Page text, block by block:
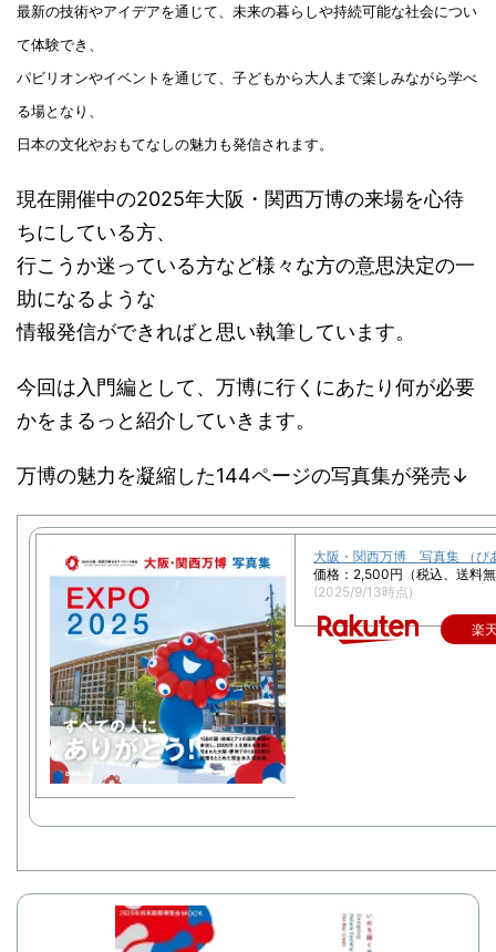
最新の技術やアイデアを通じて、未来の暮らしや持続可能な社会につい
て体験でき、
パビリオンやイベントを通じて、子どもから大人まで楽しみながら学べ
る場となり、
日本の文化やおもてなしの魅力も発信されます。
現在開催中の2025年大阪・関西万博の来場を心待
ちにしている方、
行こうか迷っている方など様々な方の意思決定の一
助になるような
情報発信ができればと思い執筆しています。
今回は入門編として、万博に行くにあたり何が必要
かをまるっと紹介していきます。
万博の魅力を凝縮した144ページの写真集が発売↓
大阪・関西万博 写真集 （ぴ
価格：2,500円（税込、送料
(2025/9/13時点)
楽